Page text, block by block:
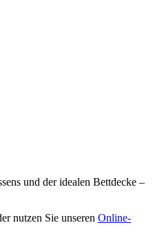
und der idealen Bettdecke –
nutzen Sie unseren Online-